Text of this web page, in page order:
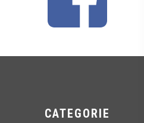
CATEGORIE